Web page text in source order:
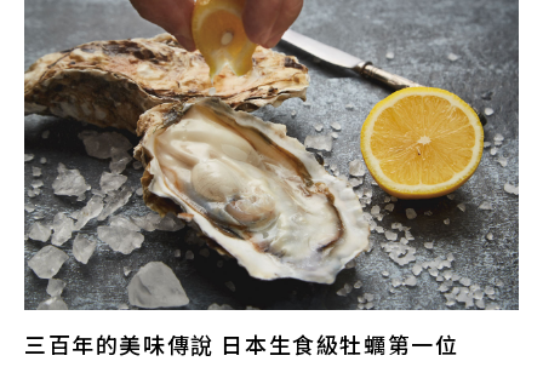
三百年的美味傳說 日本生食級牡蠣第一位